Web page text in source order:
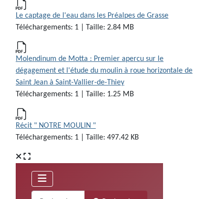
Le captage de l'eau dans les Préalpes de Grasse
Téléchargements: 1 | Taille: 2.84 MB
Molendinum de Motta : Premier apercu sur le
dégagement et l'étude du moulin à roue horizontale de
Saint Jean à Saint-Vallier-de-Thiey
Téléchargements: 1 | Taille: 1.25 MB
Récit " NOTRE MOULIN "
Téléchargements: 1 | Taille: 497.42 KB